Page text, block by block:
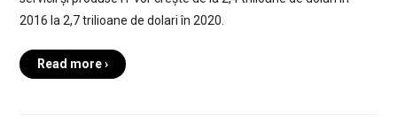
2016 la 2,7 trilioane de dolari în 2020.
Read more ›